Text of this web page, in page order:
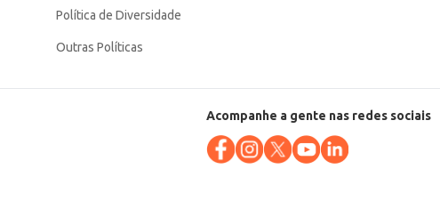
Política de Diversidade
Outras Políticas
Acompanhe a gente nas redes sociais